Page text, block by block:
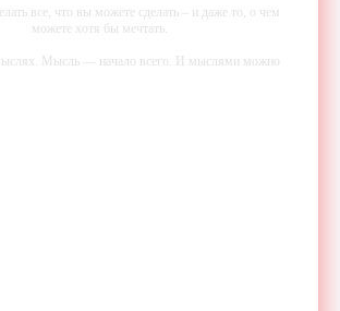
все, что вы можете сделать – и даже то, о чем
можете хотя бы мечтать.
Мысль — начало всего. И мыслями можно